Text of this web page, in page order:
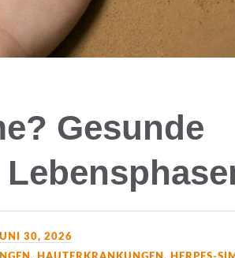
Gesunde
30, 2026